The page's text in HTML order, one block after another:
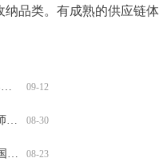
纳品类。有成熟的供应链体
09-12
08-30
08-23